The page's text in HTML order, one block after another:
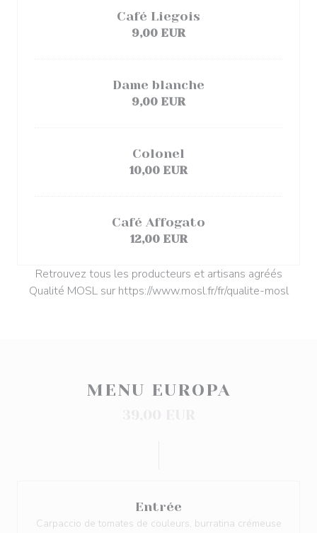
Café Liegois
9,00 EUR
Dame blanche
9,00 EUR
Colonel
10,00 EUR
Café Affogato
12,00 EUR
Retrouvez tous les producteurs et artisans agréés
Qualité MOSL sur https://www.mosl.fr/fr/qualite-mosl
MENU EUROPA
Entrée
Carpaccio de tomates de couleurs, burratina crémeuse